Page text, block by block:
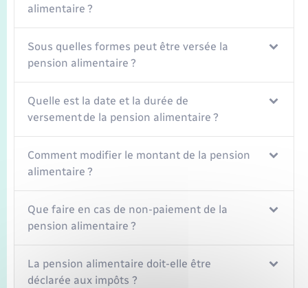
alimentaire ?
Sous quelles formes peut être versée la
pension alimentaire ?
Quelle est la date et la durée de
versement de la pension alimentaire ?
Comment modifier le montant de la pension
alimentaire ?
Que faire en cas de non-paiement de la
pension alimentaire ?
La pension alimentaire doit-elle être
déclarée aux impôts ?